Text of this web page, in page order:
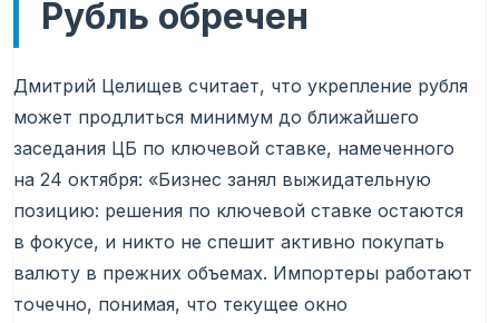
Рубль обречен
Дмитрий Целищев считает, что укрепление рубля
может продлиться минимум до ближайшего
заседания ЦБ по ключевой ставке, намеченного
на 24 октября: «Бизнес занял выжидательную
позицию: решения по ключевой ставке остаются
в фокусе, и никто не спешит активно покупать
валюту в прежних объемах. Импортеры работают
точечно, понимая, что текущее окно